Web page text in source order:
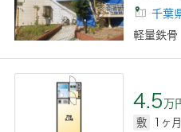
千葉
軽量鉄
4.5万
敷 1ヶ月